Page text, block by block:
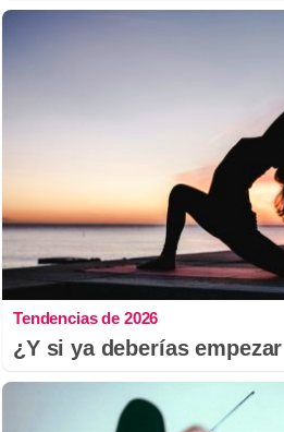
Tendencias de 2026
¿Y si ya deberías